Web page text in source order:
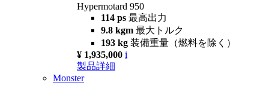
Hypermotard 950
114 ps 最高出力
9.8 kgm 最大トルク
193 kg 装備重量（燃料を除く）
¥ 1,935,000 i
製品詳細
Monster